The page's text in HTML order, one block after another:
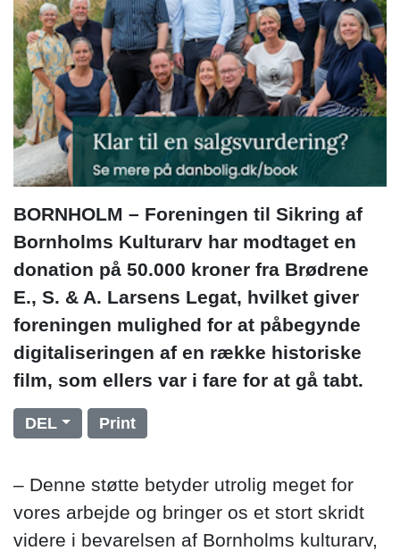
BORNHOLM – Foreningen til Sikring af
Bornholms Kulturarv har modtaget en
donation på 50.000 kroner fra Brødrene
E., S. & A. Larsens Legat, hvilket giver
foreningen mulighed for at påbegynde
digitaliseringen af en række historiske
film, som ellers var i fare for at gå tabt.
DEL Print
– Denne støtte betyder utrolig meget for
vores arbejde og bringer os et stort skridt
videre i bevarelsen af Bornholms kulturarv,